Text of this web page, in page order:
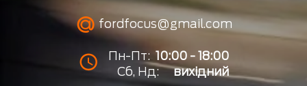
fordfocus@gmail.com
Пн-Пт: 10:00 - 18:00
Сб, Нд:
вихідний